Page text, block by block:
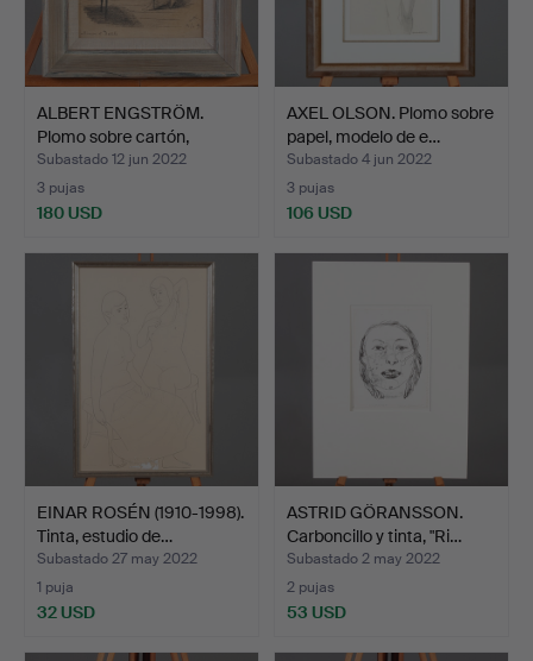
ALBERT ENGSTRÖM.
Plomo sobre cartón,
"Sims…
Subastado 12 jun 2022
3 pujas
180 USD
AXEL OLSON. Plomo sobre
papel, modelo de e…
Subastado 4 jun 2022
3 pujas
106 USD
EINAR ROSÉN (1910-1998).
Tinta, estudio de…
Subastado 27 may 2022
1 puja
32 USD
ASTRID GÖRANSSON.
Carboncillo y tinta, "Ri…
Subastado 2 may 2022
2 pujas
53 USD